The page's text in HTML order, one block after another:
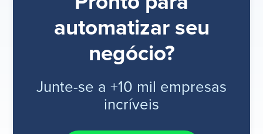
automatizar seu
negócio?
Junte-se a +10 mil empresas
incríveis